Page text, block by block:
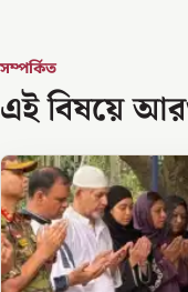
সম্পর্কিত
এই বিষয়ে